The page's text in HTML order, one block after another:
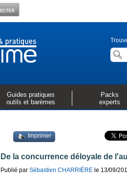
Guides pratiques
outils et barèmes
Packs
experts
Imprimer
De la concurrence déloyale de
Publié par Sébastien CHARRIÈRE le 13/09/